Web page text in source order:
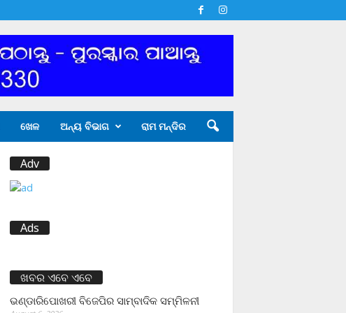
ଖେଳ ଅନ୍ୟ ବିଭାଗ ରାମ ମନ୍ଦିର
Adv
Ads
ଖବର ଏବେ ଏବେ
ଭଣ୍ଡାରିପୋଖରୀ ବିଜେପିର ସାମ୍ବାଦିକ ସମ୍ମିଳନୀ